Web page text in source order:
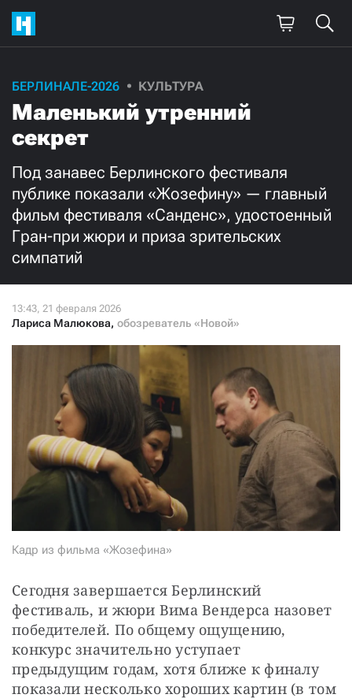
БЕРЛИНАЛЕ-2026 КУЛЬТУРА
Маленький утренний
секрет
Под занавес Берлинского фестиваля
публике показали «Жозефину» — главный
фильм фестиваля «Санденс», удостоенный
Гран-при жюри и приза зрительских
симпатий
Лариса Малюкова, обозреватель «Новой»
Кадр из фильма «Жозефина»
Сегодня завершается Берлинский
фестиваль, и жюри Вима Вендерса назовет
победителей. По общему ощущению,
конкурс значительно уступает
предыдущим годам, хотя ближе к финалу
показали несколько хороших картин (в том
Поддержите
нашу работу!
Ежемесячно
3000 1000
500 300
Нажимая кнопку «Стать соучастником»,
я принимаю
условия и подтверждаю свое гражданство РФ
СТАТЬ СОУЧАСТНИКОМ
ПОДЕЛИТЬСЯ С ДРУЗЬЯМИ
Если у вас есть вопросы, пишите donate@novayagazeta.ru
звоните:
+7 (929) 612-03-68